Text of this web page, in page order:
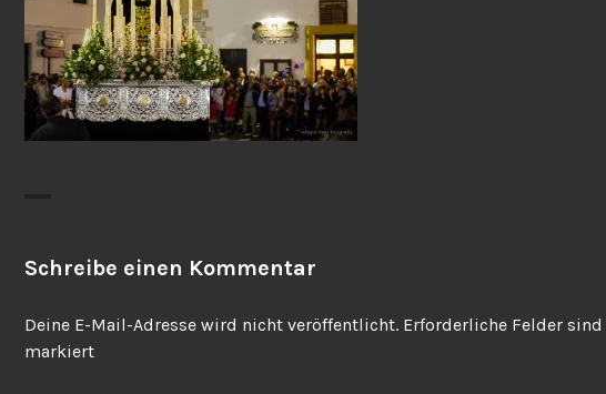
Schreibe einen Kommentar
Deine E-Mail-Adresse wird nicht veröffentlicht. Erforderliche Felder
markiert